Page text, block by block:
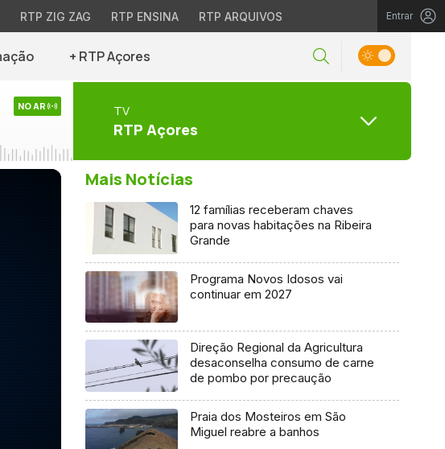
RTP ZIG ZAG RTP ENSINA RTP ARQUIVOS Entrar
+ RTP Açores
NO AR TV
RTP Açores
Mais Notícias
12 famílias receberam chaves
para novas habitações na Ribeira
Grande
Programa Novos Idosos vai
continuar em 2027
Direção Regional da Agricultura
desaconselha consumo de carne
de pombo por precaução
Praia dos Mosteiros em São
Miguel reabre a banhos